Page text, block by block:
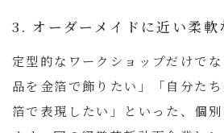
3. オーダーメイドに近い柔軟
定型的なワークショップだけで
品を金箔で飾りたい」「自分た
箔で表現したい」といった、個